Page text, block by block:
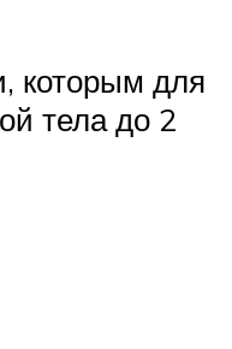
которым для
тела до 2